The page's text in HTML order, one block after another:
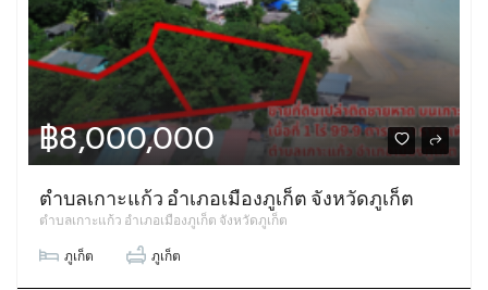
฿8,000,000
ตำบลเกาะแก้ว อำเภอเมืองภูเก็ต จังหวัดภูเก็ต
ตำบลเกาะแก้ว อำเภอเมืองภูเก็ต จังหวัดภูเก็ต
ภูเก็ต ภูเก็ต